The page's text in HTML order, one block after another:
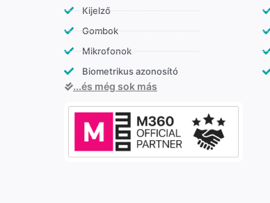
Kijelző
Gombok
Mikrofonok
Biometrikus azonosító
...és még sok más